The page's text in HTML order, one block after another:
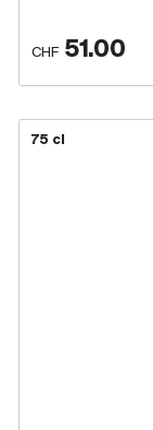
CHF 51.00
75 cl